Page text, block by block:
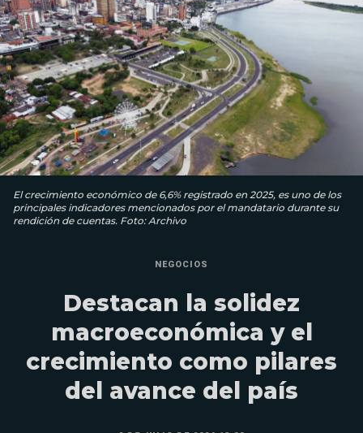
El crecimiento económico de 6,6% registrado en 2025, es uno de los
principales indicadores mencionados por el mandatario durante su
rendición de cuentas. Foto: Archivo
NEGOCIOS
Destacan la solidez
macroeconómica y el
crecimiento como pilares
del avance del país